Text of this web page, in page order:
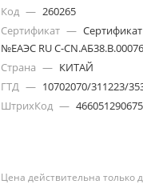
Код — 260265
Сертификат — Сертификат
№ЕАЭС RU С-
Страна — КИТАЙ
ГТД — 10702070/311223/
ШтрихКод —
Цена действительна только